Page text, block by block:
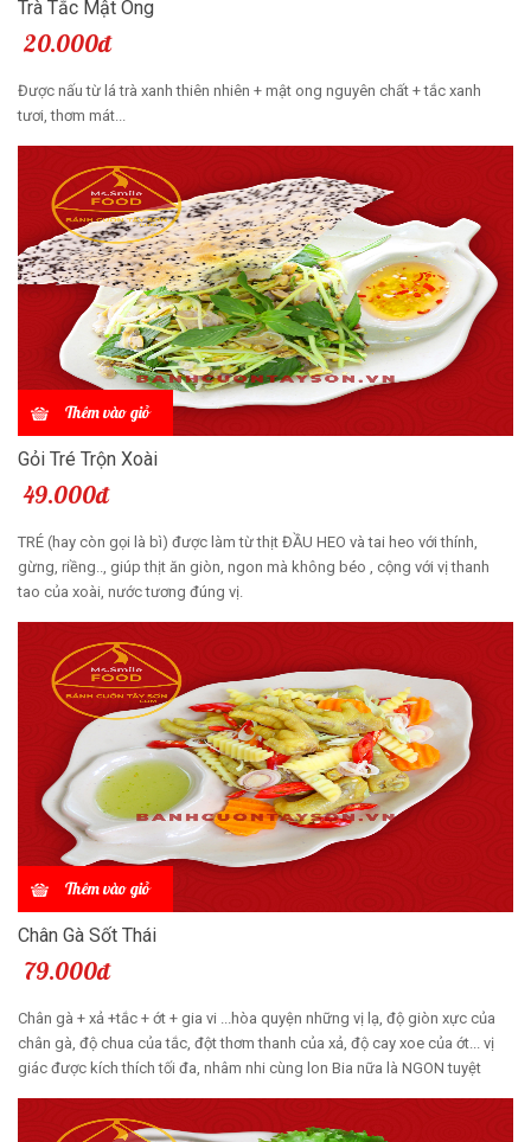
Trà Tắc Mật Ong
20.000đ
Được nấu từ lá trà xanh thiên nhiên + mật ong nguyên chất + tắc xanh
tươi, thơm mát...
Thêm vào giỏ
Gỏi Tré Trộn Xoài
49.000đ
TRÉ (hay còn gọi là bì) được làm từ thịt ĐẦU HEO và tai heo với thính,
gừng, riềng.., giúp thịt ăn giòn, ngon mà không béo , cộng với vị thanh
tao của xoài, nước tương đúng vị.
Thêm vào giỏ
Chân Gà Sốt Thái
79.000đ
Chân gà + xả +tắc + ớt + gia vi ...hòa quyện những vị lạ, độ giòn xực của
chân gà, độ chua của tắc, đột thơm thanh của xả, độ cay xoe của ớt... vị
giác được kích thích tối đa, nhâm nhi cùng lon Bia nữa là NGON tuyệt